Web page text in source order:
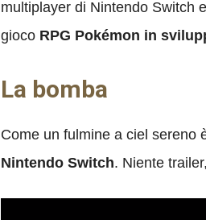
multiplayer di Nintendo Switch
gioco RPG Pokémon in
La bomba
Come un fulmine a ciel sereno
Nintendo Switch. Niente